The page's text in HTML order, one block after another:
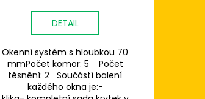
DETAIL
Okenní systém s hloubkou 70
mmPočet komor: 5 Počet
těsnění: 2 Součástí balení
každého okna je:-